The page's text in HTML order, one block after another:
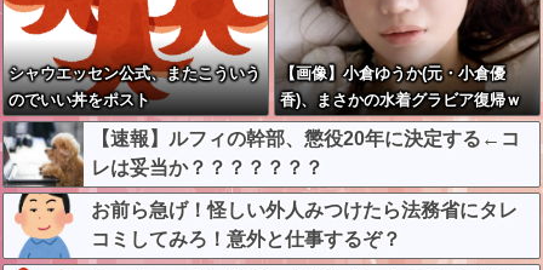
シャウエッセン公式、またこういう
のでいい丼をポスト
【画像】小倉ゆうか(元・小倉優
香)、まさかの水着グラビア復帰ｗ
ｗｗｗｗ
【速報】ルフィの幹部、懲役20年に決定する←コ
レは妥当か？？？？？？？
お前ら急げ！怪しい外人みつけたら法務省にタレ
コミしてみろ！意外と仕事するぞ？